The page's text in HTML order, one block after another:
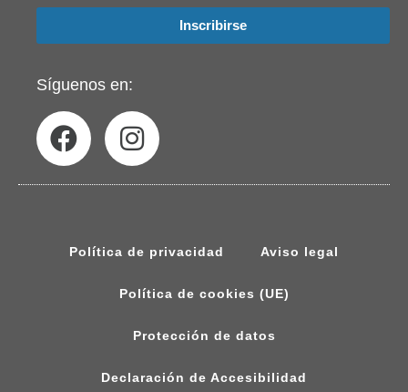
Inscribirse
Síguenos en:
Política de privacidad Aviso legal
Política de cookies (UE)
Protección de datos
Declaración de Accesibilidad